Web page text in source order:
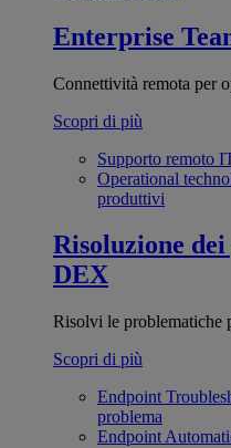
Enterprise
Connettività remota per
Scopri di più
Supporto remoto
Operational
produttivi
Risoluzione
DEX
Risolvi le problematiche
Scopri di più
Endpoint
problema
Endpoint